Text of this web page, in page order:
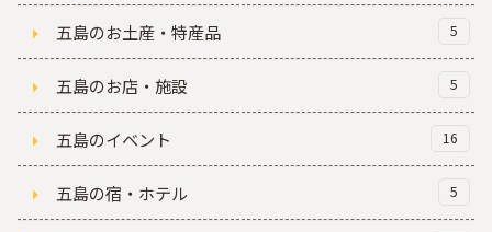
五島のお土産・特産品 5
五島のお店・施設 5
五島のイベント 16
五島の宿・ホテル 5